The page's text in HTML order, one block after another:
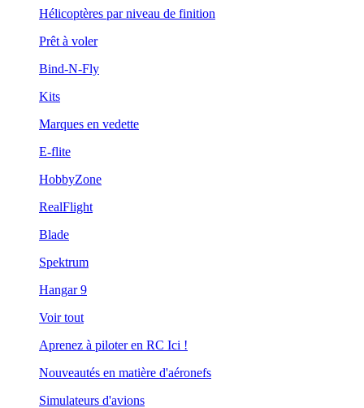
Hélicoptères par niveau de finition
Prêt à voler
Bind-N-Fly
Kits
Marques en vedette
E-flite
HobbyZone
RealFlight
Blade
Spektrum
Hangar 9
Voir tout
Aprenez à piloter en RC Ici !
Nouveautés en matière d'aéronefs
Simulateurs d'avions